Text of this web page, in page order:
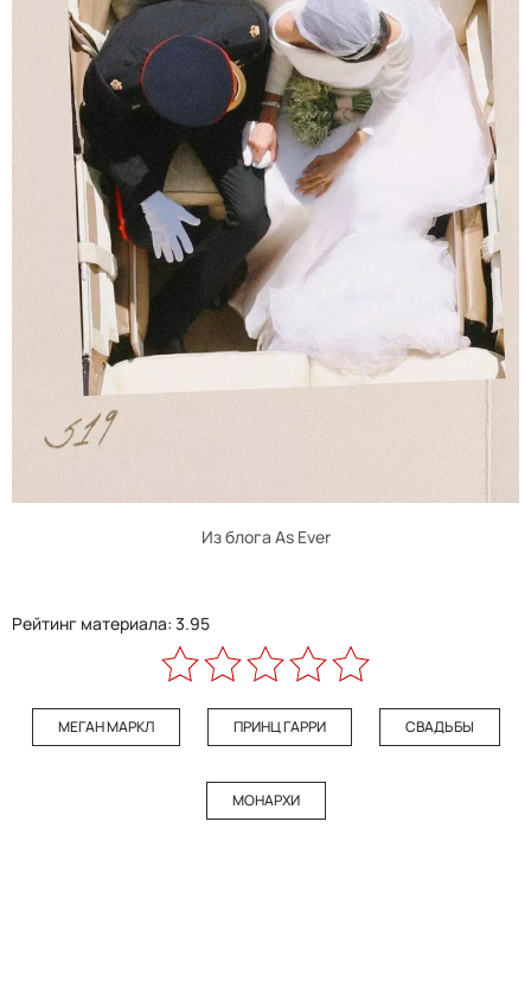
Из блога As Ever
Рейтинг материала: 3.95
МЕГАН МАРКЛ ПРИНЦ ГАРРИ СВАДЬБЫ
МОНАРХИ